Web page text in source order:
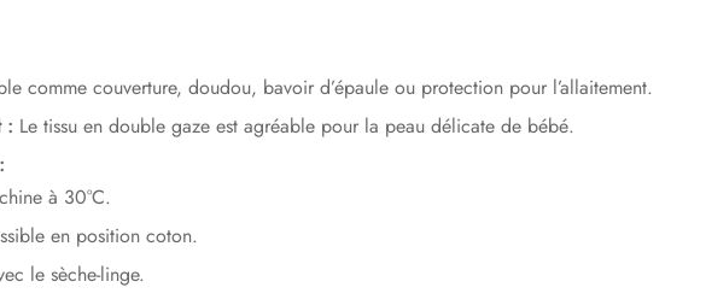
comme couverture, doudou, bavoir d’épaule ou protection pour l’allaitement.
: Le tissu en double gaze est agréable pour la peau délicate de bébé.
à 30°C.
en position coton.
le sèche-linge.